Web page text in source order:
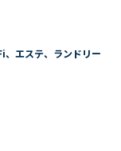
エステ、ランドリー